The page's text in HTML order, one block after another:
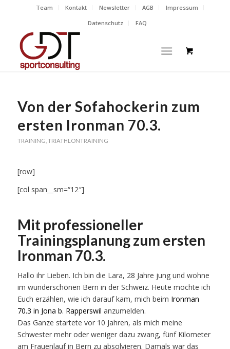
Team Kontakt Newsletter AGB
Impressum
Datenschutz
FAQ
Von der Sofahockerin zum
ersten Ironman 70.3.
TRAINING TRIATHLONTRAINING
[row]
[col span__sm=“12″]
Mit professioneller
Trainingsplanung zum ersten
Ironman 70.3.
Hallo ihr Lieben. Ich bin die Lara, 28 Jahre jung und wohne
im wunderschönen Bern in der Schweiz. Heute möchte ich
Euch erzählen, wie ich darauf kam, mich beim Ironman
70.3 in Jona b. Rapperswil anzumelden.
Das Ganze startete vor 10 Jahren, als mich meine
Schwester mehr oder weniger dazu zwang, fünf Kilometer
am Frauenlauf in Bern zu absolvieren. Damals war das